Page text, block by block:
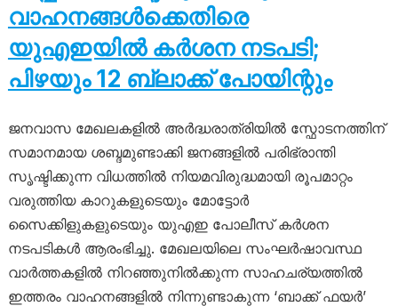
വാഹനങ്ങൾക്കെതിരെ
യുഎഇയിൽ കർശന നടപടി;
പിഴയും 12 ബ്ലാക്ക് പോയിന്റും
ജനവാസ മേഖലകളിൽ അർദ്ധരാത്രിയിൽ സ്ഫോടനത്തിന്
സമാനമായ ശബ്ദമുണ്ടാക്കി ജനങ്ങളിൽ പരിഭ്രാന്തി
സൃഷ്ടിക്കുന്ന വിധത്തിൽ നിയമവിരുദ്ധമായി രൂപമാറ്റം
വരുത്തിയ കാറുകളുടെയും മോട്ടോർ
സൈക്കിളുകളുടെയും യുഎഇ പോലീസ് കർശന
നടപടികൾ ആരംഭിച്ചു. മേഖലയിലെ സംഘർഷാവസ്ഥ
വാർത്തകളിൽ നിറഞ്ഞുനിൽക്കുന്ന സാഹചര്യത്തിൽ
ഇത്തരം വാഹനങ്ങളിൽ നിന്നുണ്ടാകുന്ന ‘ബാക്ക് ഫയർ’